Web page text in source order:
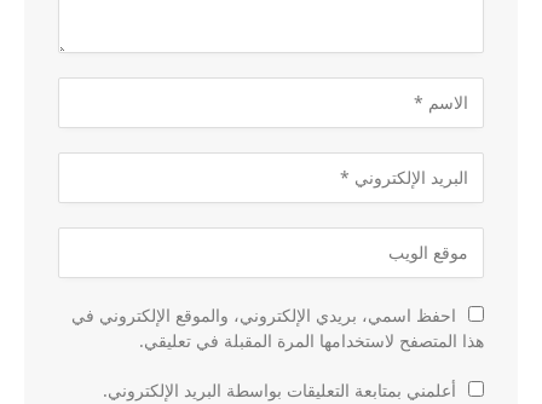
احفظ اسمي، بريدي الإلكتروني، والموقع الإلكتروني في
هذا المتصفح لاستخدامها المرة المقبلة في تعليقي.
أعلمني بمتابعة التعليقات بواسطة البريد الإلكتروني.